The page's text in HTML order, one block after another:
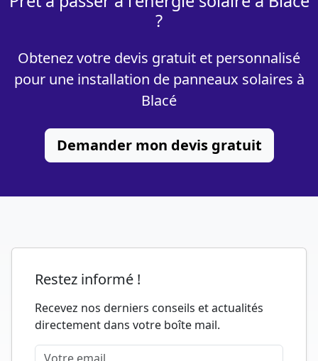
?
Obtenez votre devis gratuit et personnalisé
pour une installation de panneaux solaires à
Blacé
Demander mon devis gratuit
Restez informé !
Recevez nos derniers conseils et actualités
directement dans votre boîte mail.